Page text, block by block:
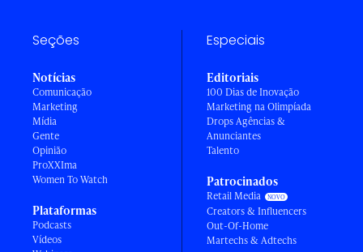
Seções
Notícias
Comunicação
Marketing
Mídia
Gente
Opinião
ProXXIma
Women To Watch
Plataformas
Podcasts
Vídeos
Especiais
Editoriais
100 Dias de Inovação
Marketing na Olimpíada
Drops Agências &
Anunciantes
Talento
Patrocinados
Retail Media
Creators & Influencers
Out-Of-Home
Martechs & Adtechs